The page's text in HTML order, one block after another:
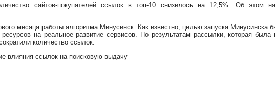
сайтов-покупателей ссылок в топ-10 снизилось на 12,5%. Об этом
месяца работы алгоритма Минусинск. Как известно, целью запуска Минусинска
на реальное развитие сервисов. По результатам рассылки, которая
количество ссылок.